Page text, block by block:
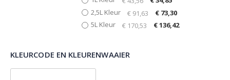
2,5L Kleur
€ 91,63
€ 73,30
5L Kleur
€ 170,53 € 136,42
KLEURCODE EN KLEURENWAAIER